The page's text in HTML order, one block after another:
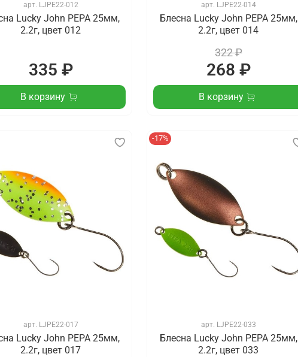
арт. LJPE22-012
Lucky John PEPA 25мм,
2.2г, цвет 012
335 ₽
В корзину
арт. LJPE22-014
Блесна Lucky John PEPA 25мм,
2.2г, цвет 014
322 ₽
268 ₽
В корзину
арт. LJPE22-017
Lucky John PEPA 25мм,
2.2г, цвет 017
-17%
арт. LJPE22-033
Блесна Lucky John PEPA 25мм,
2.2г, цвет 033